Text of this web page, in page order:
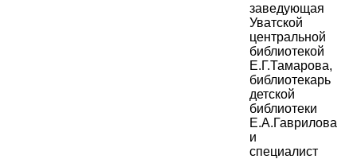
заведующая
Уватской
центральной
библиотекой
Е.Г.Тамарова,
библиотекарь
детской
библиотеки
Е.А.Гаврилова
и
специалист